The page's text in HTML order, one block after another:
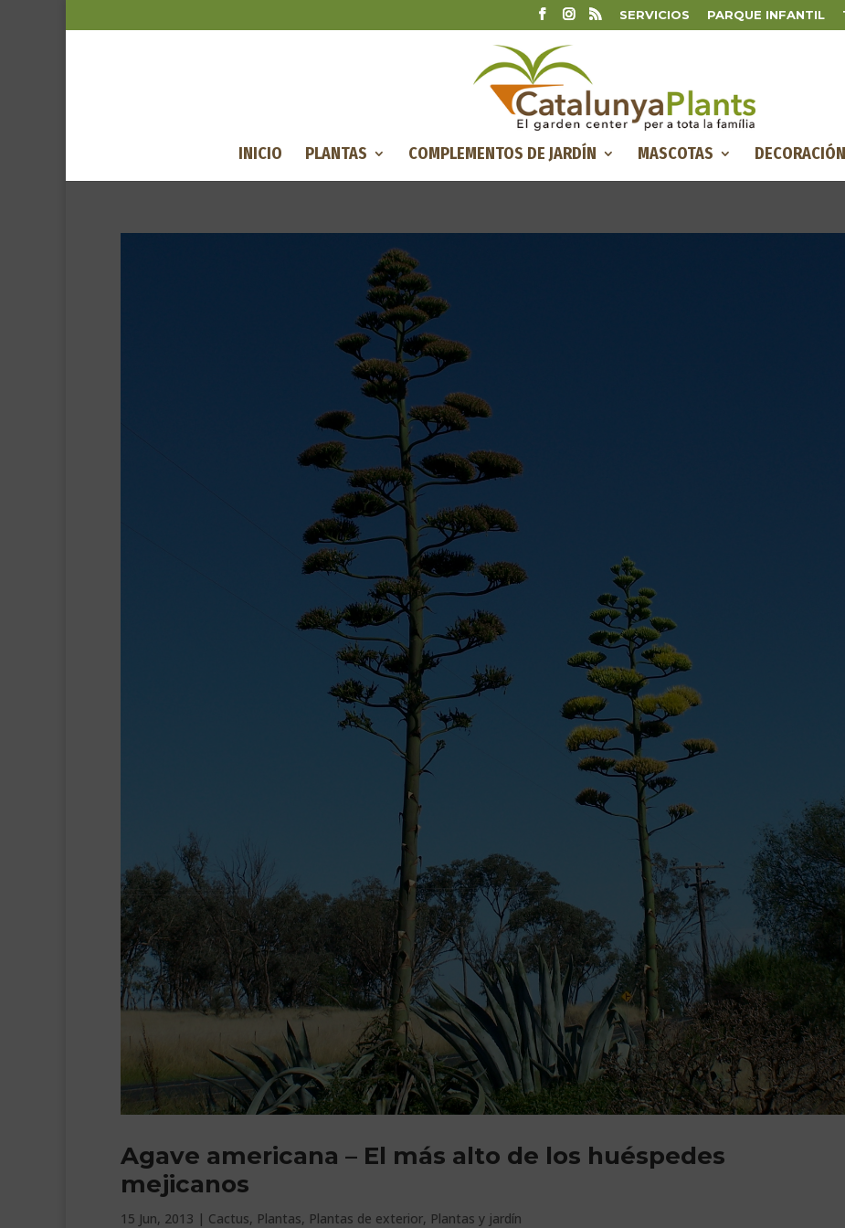
SERVICIOS PARQUE INFANTIL
INICIO PLANTAS COMPLEMENTOS DE JARDÍN MASCOTAS DECORACIÓN
Agave americana – El más alto de los huéspedes
mejicanos
15 Jun, 2013 | Cactus, Plantas, Plantas de exterior, Plantas y jardín